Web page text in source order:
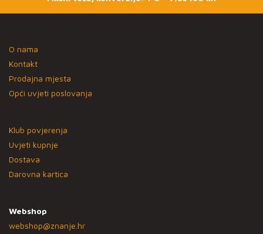
O nama
Kontakt
Prodajna mjesta
Opći uvjeti poslovanja
Klub povjerenja
Uvjeti kupnje
Dostava
Darovna kartica
Webshop
webshop@znanje.hr